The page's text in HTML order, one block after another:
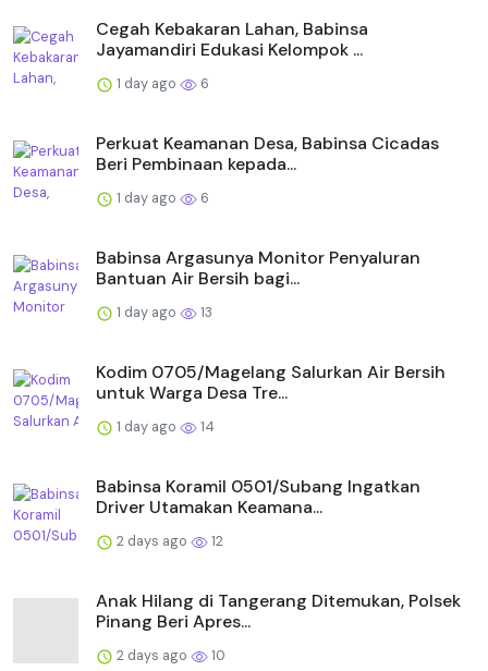
Cegah Kebakaran Lahan, Babinsa
Jayamandiri Edukasi Kelompok ...
1 day ago 6
Perkuat Keamanan Desa, Babinsa Cicadas
Beri Pembinaan kepada...
1 day ago 6
Babinsa Argasunya Monitor Penyaluran
Bantuan Air Bersih bagi...
1 day ago 13
Kodim 0705/Magelang Salurkan Air Bersih
untuk Warga Desa Tre...
1 day ago 14
Babinsa Koramil 0501/Subang Ingatkan
Driver Utamakan Keamana...
2 days ago 12
Anak Hilang di Tangerang Ditemukan, Polsek
Pinang Beri Apres...
2 days ago 10